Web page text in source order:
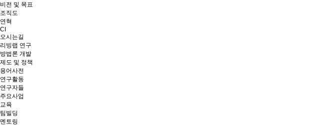
비전 및 목표
조직도
연혁
CI
오시는길
리빙랩 연구
방법론 개발
제도 및 정책
용어사전
연구활동
연구자들
주요사업
교육
팀빌딩
멘토링